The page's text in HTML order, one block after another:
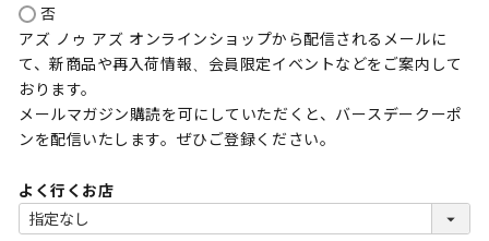
須
)
否
アズ ノゥ アズ オンラインショップから配信されるメールに
て、新商品や再入荷情報、会員限定イベントなどをご案内して
おります。
メールマガジン購読を可にしていただくと、バースデークーポ
ンを配信いたします。ぜひご登録ください。
よく行くお店